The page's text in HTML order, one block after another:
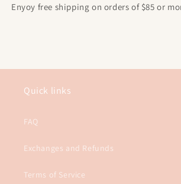
Enyoy free shipping on orders of $85 or
Quick links
FAQ
Exchanges and Refunds
Terms of Service